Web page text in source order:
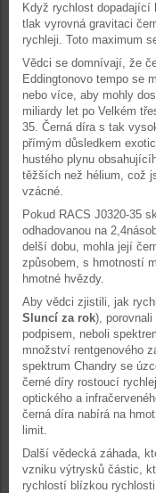
Když rychlost dopadající
tlak vyrovná gravitaci
rychleji. Toto maximum
Vědci se domnívají, že
Eddingtonovo tempo se
nebo více, aby mohly
miliardy let po Velkém
35. Černá díra s tak
přímým důsledkem
hustého plynu
těžších než hélium, což
vzácné.
Pokud RACS J0320-35
odhadovanou na
delší dobu, mohla její
způsobem, s hmotností
hmotné hvězdy.
Aby vědci zjistili, jak
Sluncí za rok),
podpisem, neboli
množství rentgenového
spektrum Chandry se
černé díry rostoucí
optického a
černá díra nabírá na
limit.
Další vědecká záhada,
vzniku výtrysků částic,
rychlostí blízkou